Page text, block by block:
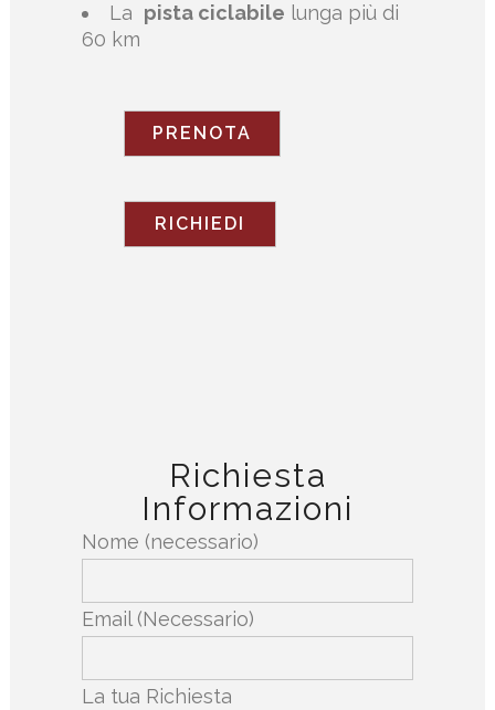
La pista ciclabile lunga più di
60 km
PRENOTA
RICHIEDI
Richiesta
Informazioni
Nome (necessario)
Email (Necessario)
La tua Richiesta